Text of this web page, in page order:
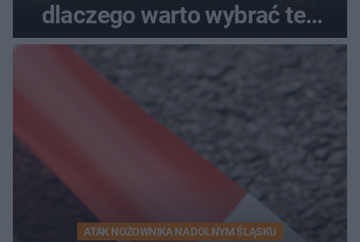
dlaczego warto wybrać ten
kierunek na urlop!
ATAK NOŻOWNIKA NA DOLNYM ŚLĄSKU